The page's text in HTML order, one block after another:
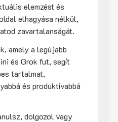
elemzést és
elhagyása nélkül,
zavartalanságát.
amely a legújabb
és Grok fut, segít
tartalmat,
és produktívabbá
dolgozol vagy